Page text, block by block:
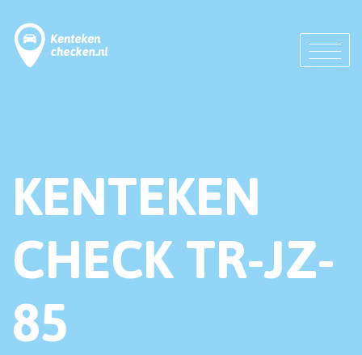
KENTEKEN
CHECK TR-JZ-
85